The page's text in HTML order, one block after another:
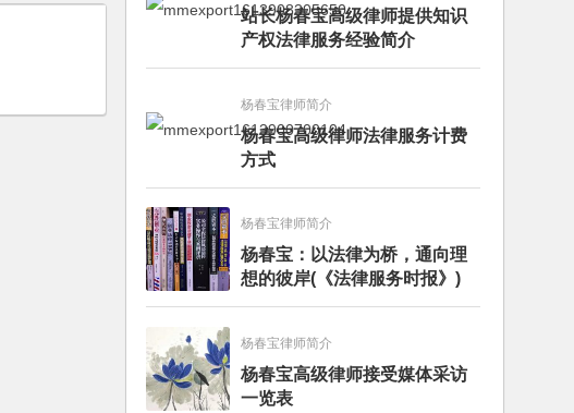
站长杨春宝高级律师提供知识
产权法律服务经验简介
杨春宝律师简介
杨春宝高级律师法律服务计费
方式
杨春宝律师简介
杨春宝：以法律为桥，通向理
想的彼岸(《法律服务时报》)
杨春宝律师简介
杨春宝高级律师接受媒体采访
一览表